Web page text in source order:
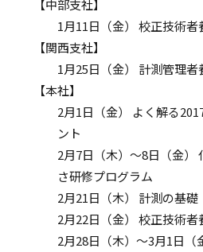
【中部支社】
1月11日（金） 校正技術者
【関西支社】
1月25日（金） 計測管理者
【本社】
2月1日（金） よく解る
ント
2月7日（木）～8日（金）
さ研修プログラム
2月21日（木） 計測の基礎
2月22日（金） 校正技術者
2月28日（木）～3月1日（